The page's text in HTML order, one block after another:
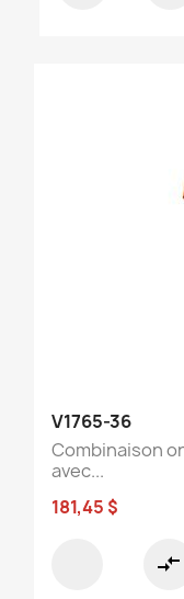
V1765-36
Combinaison
avec...
181,45 $
compare_arrows